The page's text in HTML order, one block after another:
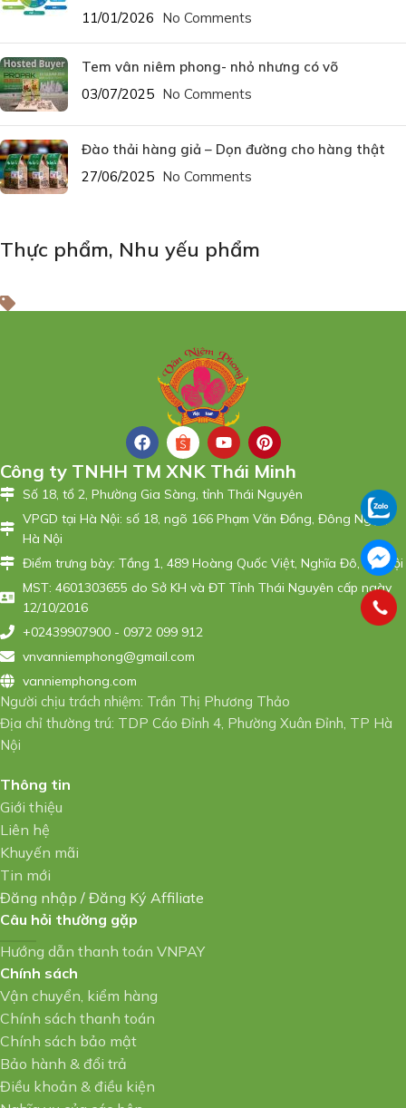
11/01/2026 No Comments
Tem vân niêm phong- nhỏ nhưng có võ
03/07/2025 No Comments
Đào thải hàng giả – Dọn đường cho hàng thật
27/06/2025 No Comments
Thực phẩm, Nhu yếu phẩm
Công ty TNHH TM XNK Thái Minh
Số 18, tổ 2, Phường Gia Sàng, tỉnh Thái Nguyên
VPGD tại Hà Nội: số 18, ngõ 166 Phạm Văn Đồng, Đông Ngạc,
Hà Nội
Điểm trưng bày: Tầng 1, 489 Hoàng Quốc Việt, Nghĩa Đô, Hà Nội
MST: 4601303655 do Sở KH và ĐT Tỉnh Thái Nguyên cấp ngày
12/10/2016
+02439907900 - 0972 099 912
vnvanniemphong@gmail.com
vanniemphong.com
Người chịu trách nhiệm: Trần Thị Phương Thảo
Địa chỉ thường trú: TDP Cáo Đỉnh 4, Phường Xuân Đỉnh, TP Hà
Nội
Thông tin
Giới thiệu
Liên hệ
Khuyến mãi
Tin mới
Đăng nhập / Đăng Ký Affiliate
Câu hỏi thường gặp
Hướng dẫn thanh toán VNPAY
Chính sách
Vận chuyển, kiểm hàng
Chính sách thanh toán
Chính sách bảo mật
Bảo hành & đổi trả
Điều khoản & điều kiện